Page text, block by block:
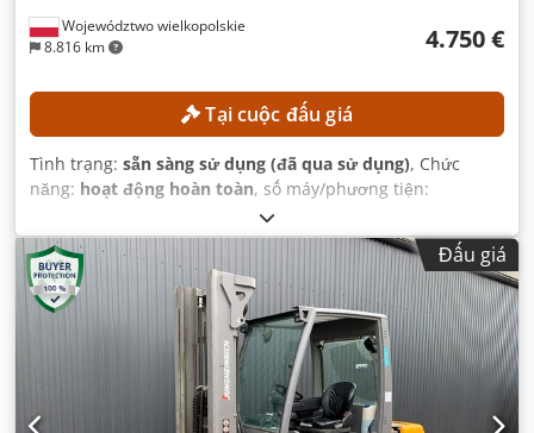
Województwo wielkopolskie
8.816 km
4.750 €
Tại cuộc đấu giá
Tình trạng: sẵn sàng sử dụng (đã qua sử dụng), Chức
năng: hoạt động hoàn toàn, số máy/phương tiện:
2021
chiều cao nâng:4.700 mm, nâng tự do:1.535 mm, loại cột:
triplex , chiều cao xây dựng: , Thiết bị:dịch
chuyển bên
Đấu giá